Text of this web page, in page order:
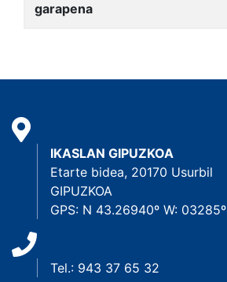
garapena
IKASLAN GIPUZKOA
Etarte bidea, 20170 Usurbil
GIPUZKOA
GPS: N 43.26940º W: 03285º
Tel.: 943 37 65 32